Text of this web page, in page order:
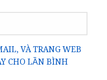
VÀ TRANG WEB
CHO LẦN BÌNH